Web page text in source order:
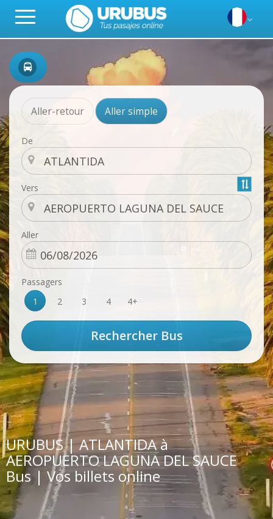
Aller-retour Aller simple
De
Vers
Aller
Passagers
1
2 3 4 4+
URUBUS | ATLANTIDA à
AEROPUERTO LAGUNA DEL SAUCE
Bus | Vos billets online